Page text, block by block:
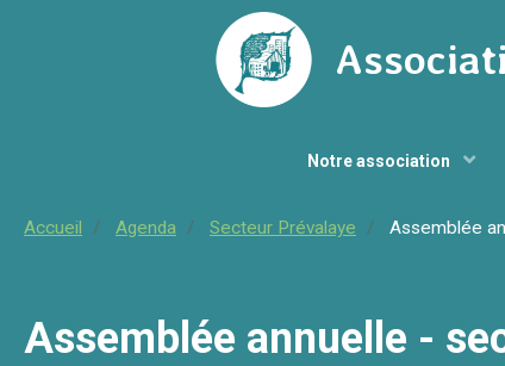
Notre association
Accueil Agenda Secteur Prévalaye Assemblée
Assemblée annuelle -